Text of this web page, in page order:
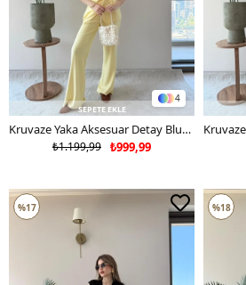
4
SEPETE EKLE
Kruvaze Yaka Aksesuar Detay Bluz ve Pantolonlu Modal İkili Takım Sarı 2277
₺999,99
₺1.199,99
%17 %18